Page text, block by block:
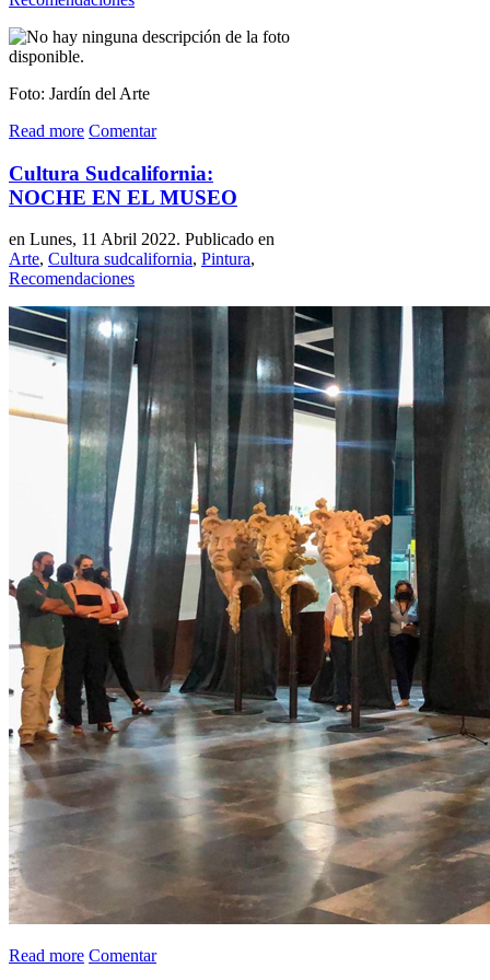
Foto: Jardín del Arte
Read more Comentar
Cultura Sudcalifornia:
NOCHE EN EL MUSEO
en Lunes, 11 Abril 2022. Publicado en
Arte, Cultura sudcalifornia, Pintura,
Recomendaciones
Read more Comentar